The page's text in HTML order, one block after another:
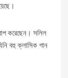
করেছেন। সলিল
বহু ক্লাসিক গান